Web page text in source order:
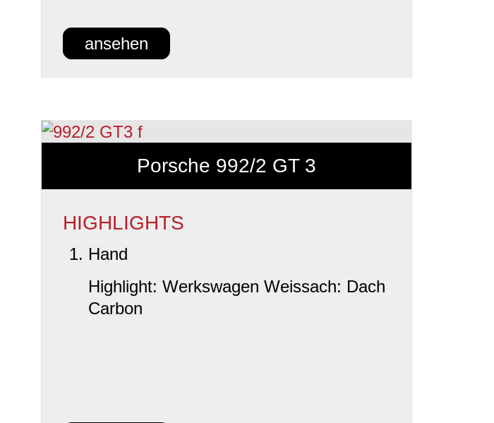
ansehen
Porsche 992/2 GT 3
HIGHLIGHTS
Hand
Highlight: Werkswagen Weissach: Dach
Carbon